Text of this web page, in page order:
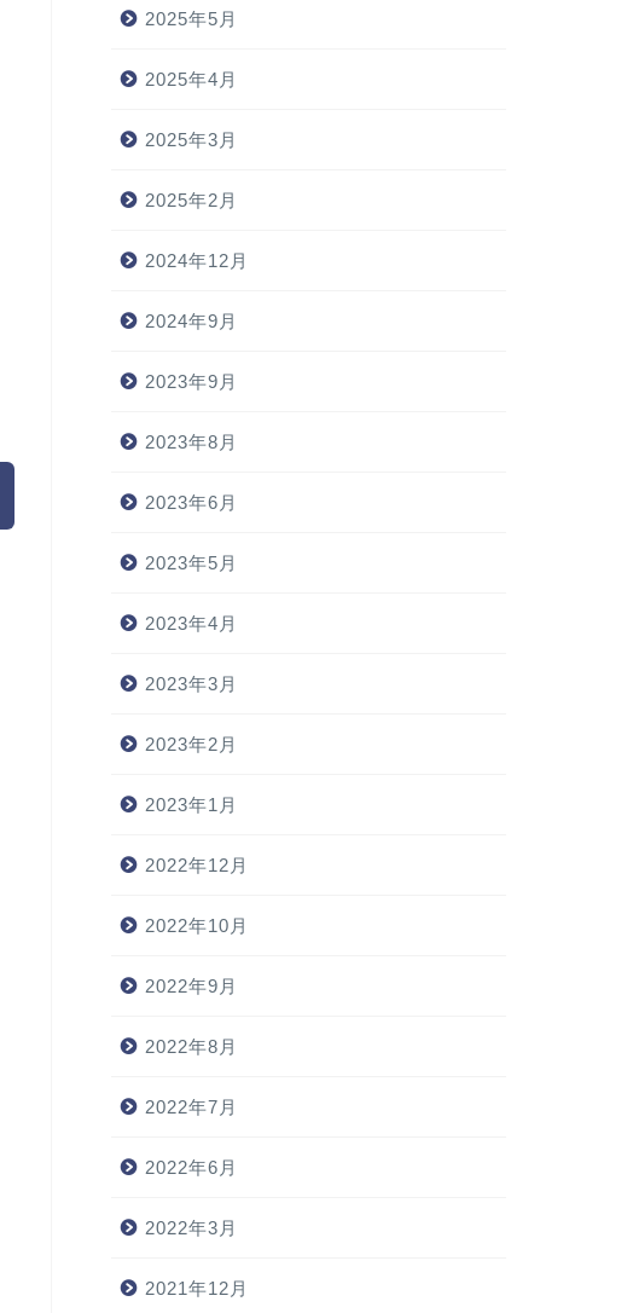
2025年5月
2025年4月
2025年3月
2025年2月
2024年12月
2024年9月
2023年9月
2023年8月
2023年6月
2023年5月
2023年4月
2023年3月
2023年2月
2023年1月
2022年12月
2022年10月
2022年9月
2022年8月
2022年7月
2022年6月
2022年3月
2021年12月